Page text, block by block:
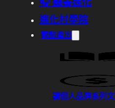
進化村學院
觀點產出
讀個人品牌系列文